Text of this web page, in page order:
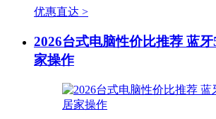
优惠直达 >
2026台式电脑性价比推荐 蓝
家操作